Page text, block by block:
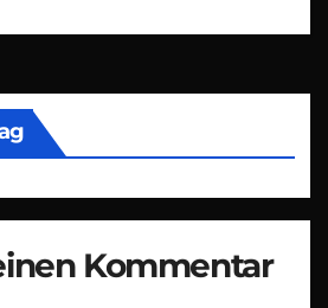
Kommentar